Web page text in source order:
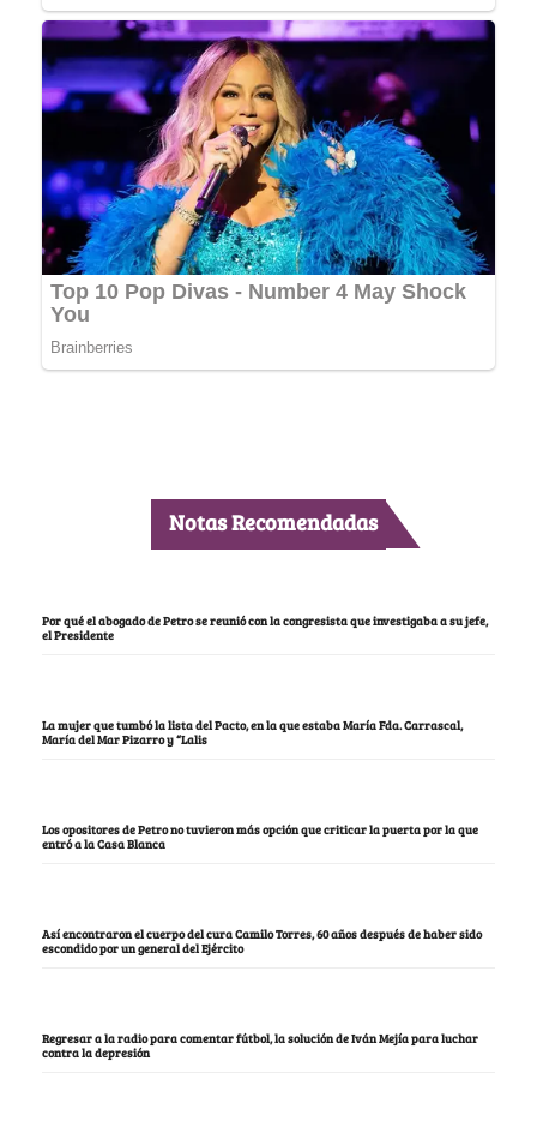
Notas Recomendadas
Por qué el abogado de Petro se reunió con la congresista que investigaba a su jefe,
el Presidente
La mujer que tumbó la lista del Pacto, en la que estaba María Fda. Carrascal,
María del Mar Pizarro y “Lalis
Los opositores de Petro no tuvieron más opción que criticar la puerta por la que
entró a la Casa Blanca
Así encontraron el cuerpo del cura Camilo Torres, 60 años después de haber sido
escondido por un general del Ejército
Regresar a la radio para comentar fútbol, la solución de Iván Mejía para luchar
contra la depresión